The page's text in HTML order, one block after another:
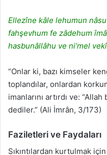
Ellezîne kâle lehumun
fahşevhum fe zâdehum
hasbunâllâhu ve ni’mel
“Onlar ki, bazı kimseler
toplandılar, onlardan
imanlarını artırdı ve:
dediler.” (Ali İmrân, 3/173)
Faziletleri ve Faydaları
Sıkıntılardan kurtulmak için